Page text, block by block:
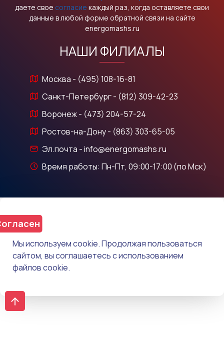
даете свое согласие каждый раз, когда оставляете свои
данные в любой форме обратной связи на сайте
energomashs.ru
НАШИ ФИЛИАЛЫ
Москва - (495) 108-16-81
Санкт-Петербург - (812) 309-42-23
Воронеж - (473) 204-57-24
Ростов-на-Дону - (863) 303-65-05
Эл.почта - info@energomashs.ru
Время работы: Пн-Пт, 09:00-17:00 (по Мск)
Мы используем cookie. Продолжая пользоваться
сайтом, вы соглашаетесь с использованием
файлов cookie.